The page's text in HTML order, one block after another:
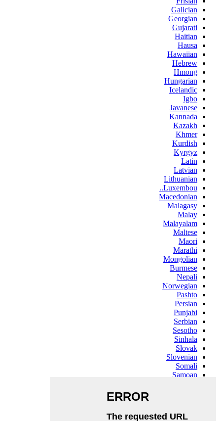
Galician
Georgian
Gujarati
Haitian
Hausa
Hawaiian
Hebrew
Hmong
Hungarian
Icelandic
Igbo
Javanese
Kannada
Kazakh
Khmer
Kurdish
Kyrgyz
Latin
Latvian
Lithuanian
Luxembou..
Macedonian
Malagasy
Malay
Malayalam
Maltese
Maori
Marathi
Mongolian
Burmese
Nepali
Norwegian
Pashto
Persian
Punjabi
Serbian
Sesotho
Sinhala
Slovak
Slovenian
Somali
Samoan
Swahili